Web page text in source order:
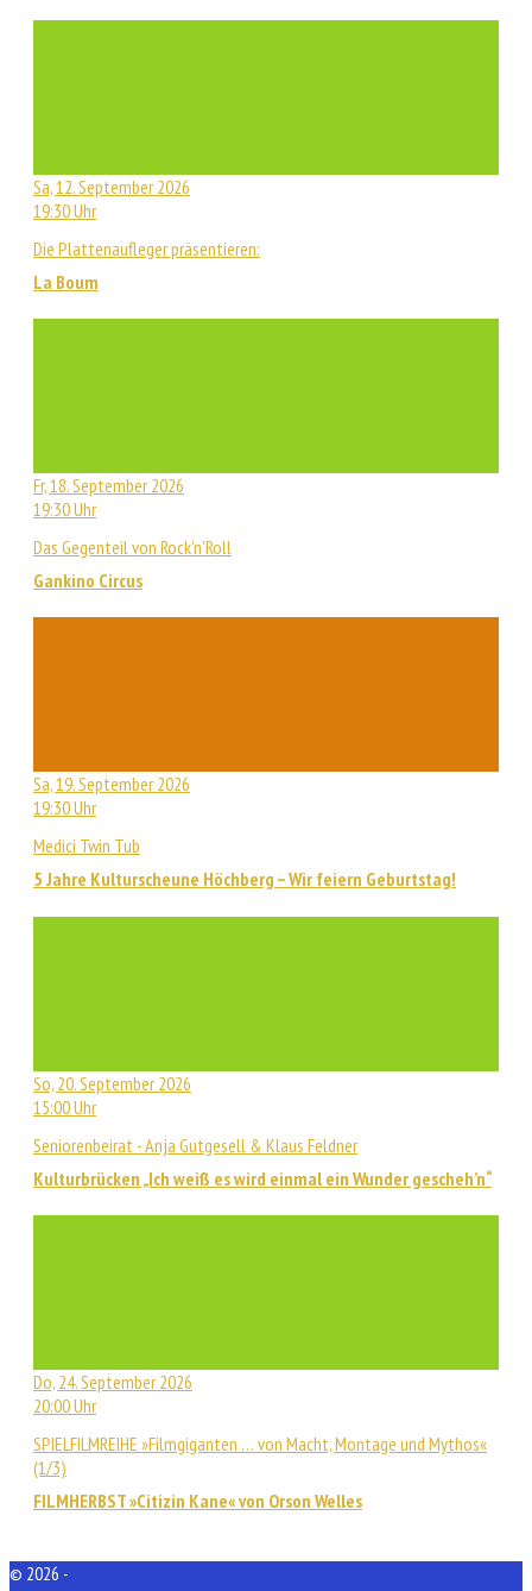
Sa, 12. September 2026
19:30 Uhr
Die Plattenaufleger präsentieren:
La Boum
Fr, 18. September 2026
19:30 Uhr
Das Gegenteil von Rock'n'Roll
Gankino Circus
Sa, 19. September 2026
19:30 Uhr
Medici Twin Tub
5 Jahre Kulturscheune Höchberg – Wir feiern Geburtstag!
So, 20. September 2026
15:00 Uhr
Seniorenbeirat - Anja Gutgesell & Klaus Feldner
Kulturbrücken „Ich weiß es wird einmal ein Wunder gescheh’n“
Do, 24. September 2026
20:00 Uhr
SPIELFILMREIHE »Filmgiganten … von Macht, Montage und Mythos«
(1/3)
FILMHERBST »Citizin Kane« von Orson Welles
© 2026 -